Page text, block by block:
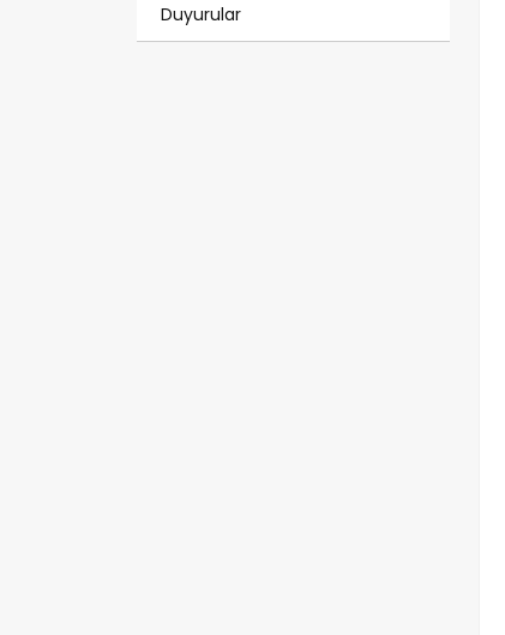
Duyurular